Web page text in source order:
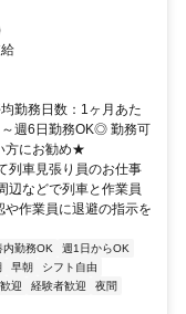
勤務日数：1ヶ月あた
週6日勤務OK◎ 勤務可
方にお勧め★
列車見張り員のお仕事
辺などで列車と作業員
作業員に退避の指示を
内勤務OK
週1日からOK
早朝
シフト自由
迎 経験者歓迎
夜間